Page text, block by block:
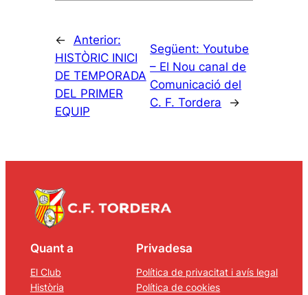
← Anterior:
HISTÒRIC INICI
DE TEMPORADA
DEL PRIMER
EQUIP
Següent:Youtube
– El Nou canal de
Comunicació del
C. F. Tordera
→
Quant a
El Club
Història
Privadesa
Política de privacitat i avís legal
Política de cookies